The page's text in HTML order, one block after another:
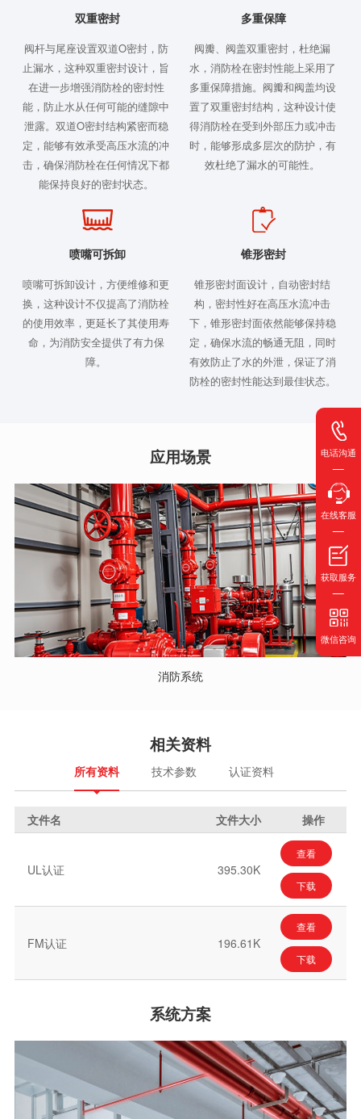
双重密封
阀杆与尾座设置双道O密封，防
止漏水，这种双重密封设计，旨
在进一步增强消防栓的密封性
能，防止水从任何可能的缝隙中
泄露。双道O密封结构紧密而稳
定，能够有效承受高压水流的冲
击，确保消防栓在任何情况下都
能保持良好的密封状态。
多重保障
阀瓣、阀盖双重密封，杜绝漏
水，消防栓在密封性能上采用了
多重保障措施。阀瓣和阀盖均设
置了双重密封结构，这种设计使
得消防栓在受到外部压力或冲击
时，能够形成多层次的防护，有
效杜绝了漏水的可能性。
喷嘴可拆卸
喷嘴可拆卸设计，方便维修和更
换，这种设计不仅提高了消防栓
的使用效率，更延长了其使用寿
命，为消防安全提供了有力保
障。
锥形密封
锥形密封面设计，自动密封结
构，密封性好在高压水流冲击
下，锥形密封面依然能够保持稳
定，确保水流的畅通无阻，同时
有效防止了水的外泄，保证了消
防栓的密封性能达到最佳状态。
应用场景
消防系统
相关资料
所有资料 技术参数 认证资料
文件名 文件大小 操作
UL认证 395.30K
查看
下载
FM认证 196.61K
查看
下载
系统方案
电话沟通
在线客服
获取服务
微信咨询